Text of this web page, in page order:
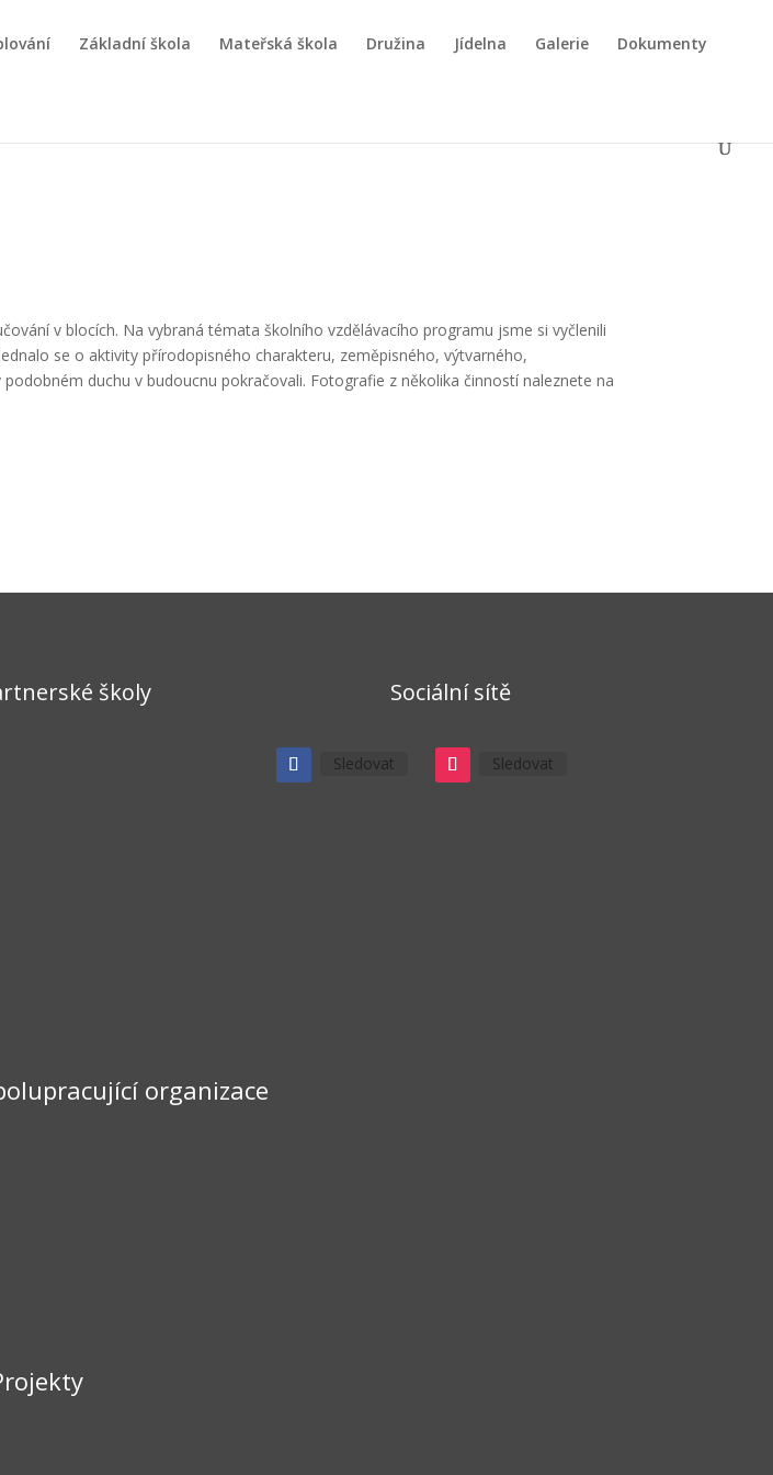
Základní škola Mateřská škola Družina Jídelna Galerie Dokumenty
v blocích. Na vybraná témata školního vzdělávacího programu jsme si vyčlenili
se o aktivity přírodopisného charakteru, zeměpisného, výtvarného,
duchu v budoucnu pokračovali. Fotografie z několika činností naleznete na
školy Sociální sítě
Sledovat Sledovat
organizace